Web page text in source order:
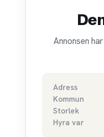
Annonsen
Adress
Kommun
Storlek
Hyra var